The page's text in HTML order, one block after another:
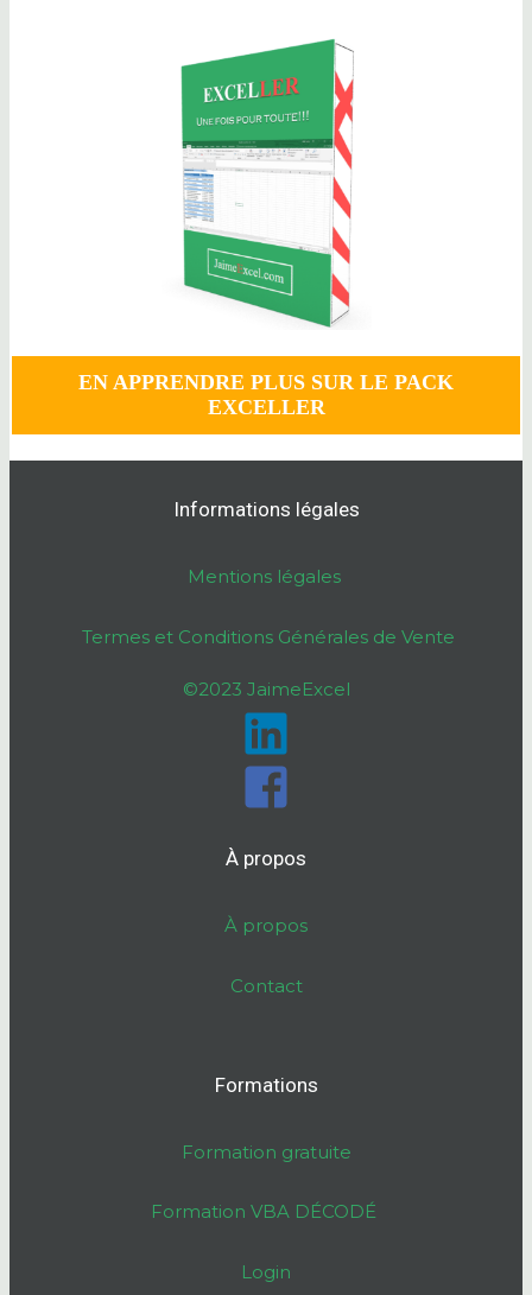
EN APPRENDRE PLUS SUR LE PACK
EXCELLER
Informations légales
Mentions légales
Termes et Conditions Générales de Vente
©2023 JaimeExcel
À propos
À propos
Contact
Formations
Formation gratuite
Formation VBA DÉCODÉ
Login